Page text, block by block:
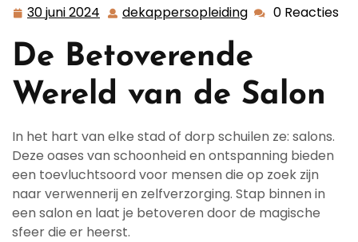
30 juni 2024 30
2024
dekappersopleiding 0 Reacties
De Betoverende
Wereld van de Salon
In het hart van elke stad of dorp schuilen ze: salons.
Deze oases van schoonheid en ontspanning bieden
een toevluchtsoord voor mensen die op zoek zijn
naar verwennerij en zelfverzorging. Stap binnen in
een salon en laat je betoveren door de magische
sfeer die er heerst.